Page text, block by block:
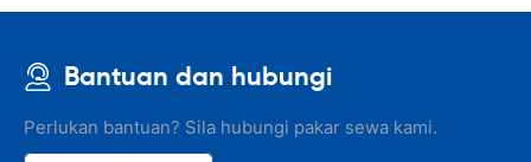
Bantuan dan hubungi
Perlukan bantuan? Sila hubungi pakar sewa kami.